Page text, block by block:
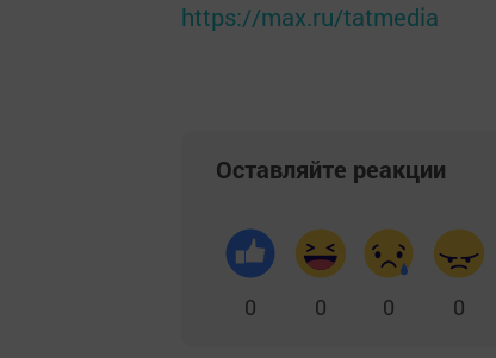
https://max.ru/tatmedia
Оставляйте реакции
0 0 0 0